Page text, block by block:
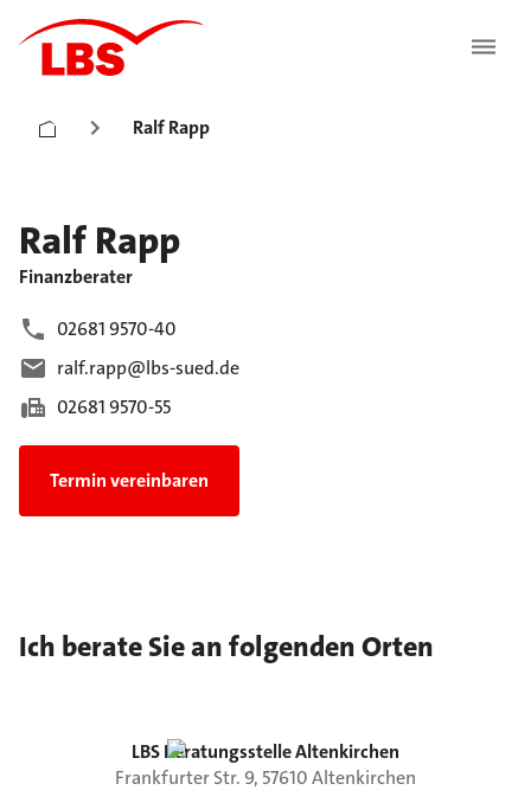
Ralf Rapp
Ralf Rapp
Finanzberater
02681 9570-40
ralf.rapp@lbs-sued.de
02681 9570-55
Termin vereinbaren
Ich berate Sie an folgenden Orten
LBS Beratungsstelle Altenkirchen
Frankfurter Str.9, 57610Altenkirchen